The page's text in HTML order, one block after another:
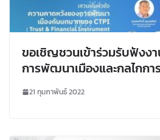
ขอเชิญชวนเข้าร่วมรับฟังง
การพัฒนาเมืองและกลไกกา
พัฒนาเมืองและนโยบายสาธา
21 กุมภาพันธ์ 2022